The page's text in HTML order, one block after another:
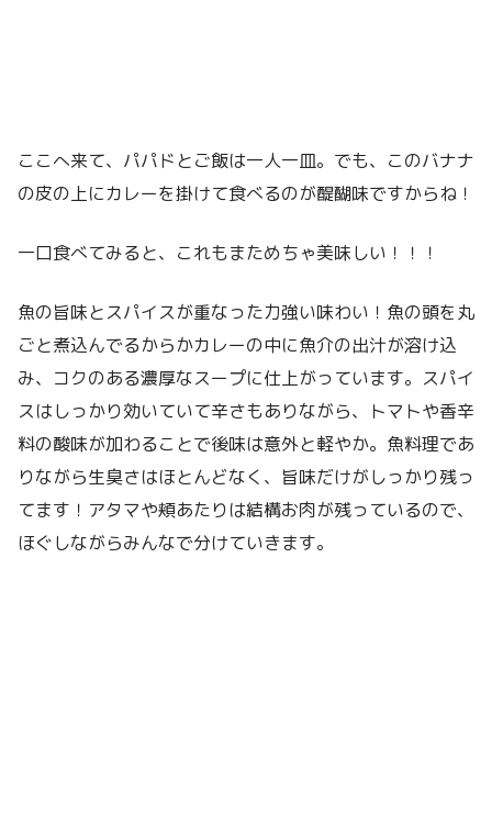
ここへ来て、パパドとご飯は一人一皿。でも、このバナナ
の皮の上にカレーを掛けて食べるのが醍醐味ですからね！
一口食べてみると、これもまためちゃ美味しい！！！
魚の旨味とスパイスが重なった力強い味わい！魚の頭を丸
ごと煮込んでるからかカレーの中に魚介の出汁が溶け込
み、コクのある濃厚なスープに仕上がっています。スパイ
スはしっかり効いていて辛さもありながら、トマトや香辛
料の酸味が加わることで後味は意外と軽やか。魚料理であ
りながら生臭さはほとんどなく、旨味だけがしっかり残っ
てます！アタマや頬あたりは結構お肉が残っているので、
ほぐしながらみんなで分けていきます。